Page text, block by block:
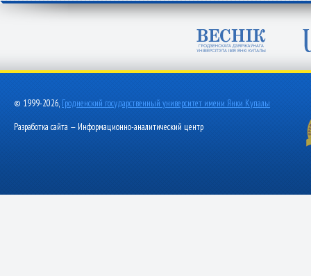
© 1999-2026, Гродненский государственный университет имени Янки Купалы
Разработка сайта — Информационно-аналитический центр